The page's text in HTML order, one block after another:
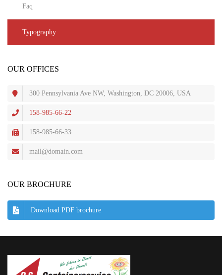
Faq
Typography
OUR OFFICES
300 Pennsylvania Ave NW, Washington, DC 20006, USA
158-985-66-22
158-985-66-33
mail@domain.com
OUR BROCHURE
Download PDF brochure